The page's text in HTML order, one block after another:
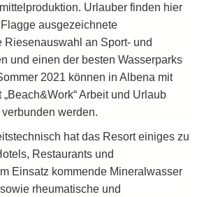
Urlauber finden hier
ausgezeichnete
Riesenauswahl an Sport- und
und einen der besten Wasserparks
2021 können in Albena mit
Arbeit und Urlaub
werden.
hat das Resort einiges zu
Restaurants und
Einsatz kommende Mineralwasser
rheumatische und